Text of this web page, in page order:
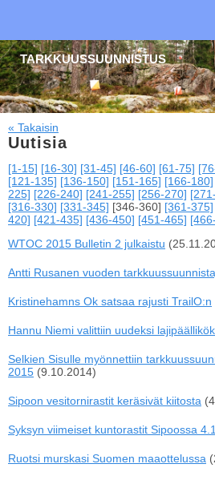
TARKKUUSSUUNNISTUS
« Takaisin
Uutisia
[1-15] [16-30] [31-45] [46-60] [61-75]
[121-135] [136-150] [151-165] [166-180]
225] [226-240] [241-255] [256-270]
[316-330] [331-345] [346-360] [361-375]
420] [421-435] [436-450] [451-465]
WTOC 2015 Bulletin 2 julkaistu
Antti Rusanen vuoden
Kristinehamns Ok satsaa rajusti TrailO:n
Hannu Niemi valittiin uudeksi
Selkien Sisulle myönnettiin
2015 (9.10.2014)
Sipoon vesitornirastit keräsivät kiitosta
Syksyn viimeiset kuntorastit Sipoossa
Ruotsi murskasi Suomen maaottelussa